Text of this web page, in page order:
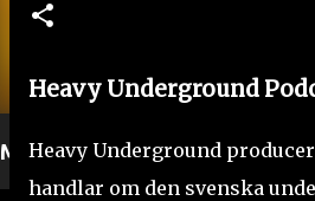
Mer läsning
Heavy Underground
Heavy Underground
handlar om den svenska